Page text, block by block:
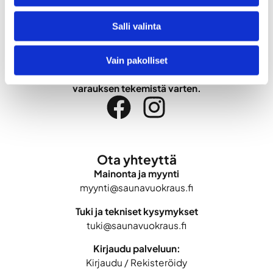
Salli valinta
Vain pakolliset
Saunavuokraus.fi
Saunavuokraus.fi kokoaa yhteen vuokrattavat saunat eri
Palvelu ohjaa käyttäjän vuokrattavan saunan sivustolle
varauksen tekemistä varten.
Ota yhteyttä
Mainonta ja myynti
myynti@saunavuokraus.fi
Tuki ja tekniset kysymykset
tuki@saunavuokraus.fi
Kirjaudu palveluun:
Kirjaudu / Rekisteröidy